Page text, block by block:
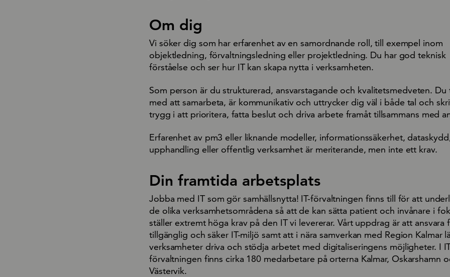
Om dig
Vi söker dig som har erfarenhet av en samordnande roll, till exempel inom
objektledning, förvaltningsledning eller projektledning. Du har god teknisk
förståelse och ser hur IT kan skapa nytta i verksamheten.
Som person är du strukturerad, ansvarstagande och kvalitetsmedveten. Du
med att samarbeta, är kommunikativ och uttrycker dig väl i både tal och
trygg i att prioritera, fatta beslut och driva arbete framåt tillsammans med
Erfarenhet av pm3 eller liknande modeller, informationssäkerhet,
upphandling eller offentlig verksamhet är meriterande, men inte ett krav.
Din framtida arbetsplats
Jobba med IT som gör samhällsnytta! IT-förvaltningen finns till för att
de olika verksamhetsområdena så att de kan sätta patient och invånare i
ställer extremt höga krav på den IT vi levererar. Vårt uppdrag är att ansvara
tillgänglig och säker IT-miljö samt att i nära samverkan med Region Kalmar
verksamheter driva och stödja arbetet med digitaliseringens möjligheter. I
förvaltningen finns cirka 180 medarbetare på orterna Kalmar, Oskarshamn
Västervik.